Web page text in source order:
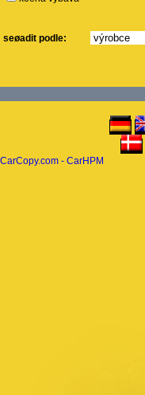
seøadit podle:
CarCopy.com - CarHPM